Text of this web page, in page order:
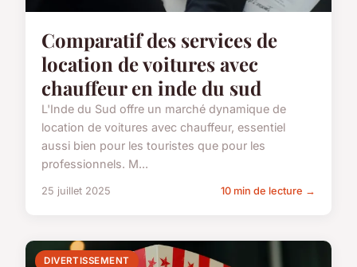
Comparatif des services de
location de voitures avec
chauffeur en inde du sud
L'Inde du Sud offre un marché dynamique de
location de voitures avec chauffeur, essentiel
aussi bien pour les touristes que pour les
professionnels. M...
25 juillet 2025 10 min de lecture →
DIVERTISSEMENT